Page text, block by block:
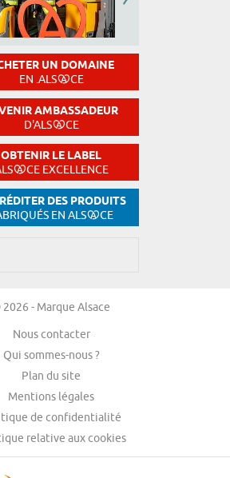
UN DOMAINE
EN .ALS CE
AMBASSADEUR
D'ALS CE
OBTENIR LE LABEL
CE EXCELLENCE
DES PRODUITS
EN ALS CE
- Marque Alsace
Nous contacter
Qui sommes-nous ?
Plan du site
Mentions légales
de confidentialité
relative aux cookies